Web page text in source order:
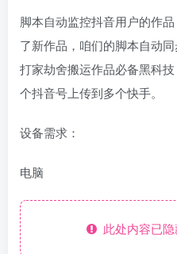
脚本自动监控抖音用户的作
了新作品，咱们的脚本自动
打家劫舍搬运作品必备黑科
个抖音号上传到多个快手。
设备需求：
电脑
此处内容已隐